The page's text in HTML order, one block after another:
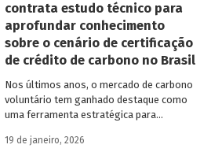
contrata estudo técnico para
aprofundar conhecimento
sobre o cenário de certificação
de crédito de carbono no Brasil
Nos últimos anos, o mercado de carbono
voluntário tem ganhado destaque como
uma ferramenta estratégica para
de carbono e demonstrar compromisso
19 de janeiro, 2026